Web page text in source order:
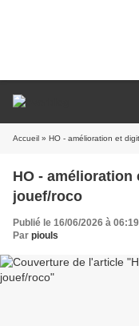
Accueil » HO - amélioration et
HO -
jouef/roco
Publié le 16/06/2026 à 06:19
Par piouls